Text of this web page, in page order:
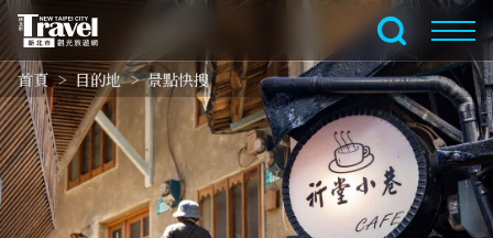
跳
主
要
內
容
區
塊
全文檢索
首頁 目的地 景點快搜